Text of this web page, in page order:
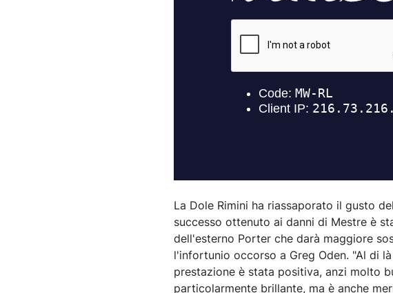
La Dole Rimini ha riassaporato il gusto
successo ottenuto ai danni di Mestre è
dell'esterno Porter che darà maggiore
l'infortunio occorso a Greg Oden. "Al di
prestazione è stata positiva, anzi molto
particolarmente brillante, ma è anche